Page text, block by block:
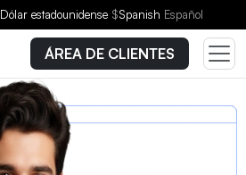
Dólar estadounidense $Spanish Español
ÁREA DE CLIENTES